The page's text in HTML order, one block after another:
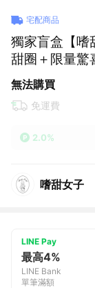
宅配商品
獨家盲盒【
甜圈＋限量驚
無法購買
免運費
2.0%
嗜甜女子
LINE Pay
最高4%
LINE Bank
單筆滿額